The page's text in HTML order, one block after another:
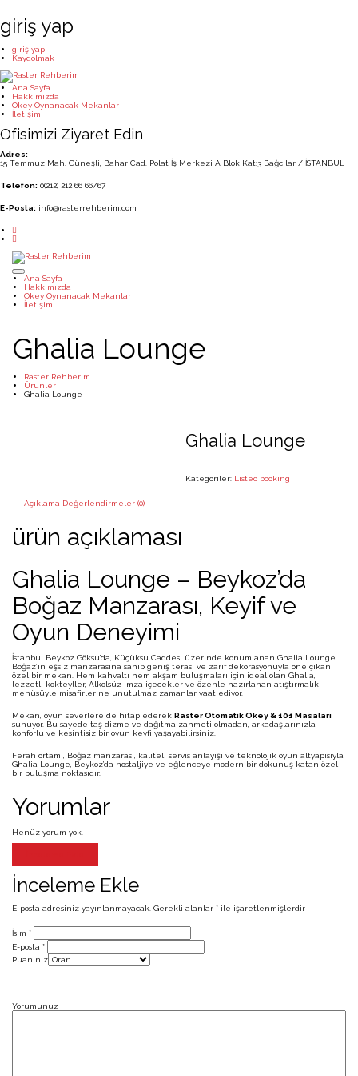
giriş yap
giriş yap
Kaydolmak
Ana Sayfa
Hakkımızda
Okey Oynanacak Mekanlar
İletişim
Ofisimizi Ziyaret Edin
Adres:
15 Temmuz Mah. Güneşli, Bahar Cad. Polat İş Merkezi A Blok Kat:3 Bağcılar / İSTANBUL
Telefon: 0(212) 212 66 66/67
E-Posta: info@rasterrehberim.com
Ana Sayfa
Hakkımızda
Okey Oynanacak Mekanlar
İletişim
Ghalia Lounge
Raster Rehberim
Ürünler
Ghalia Lounge
Ghalia Lounge
Kategoriler: Listeo booking
Açıklama Değerlendirmeler (0)
ürün açıklaması
Ghalia Lounge – Beykoz’da
Boğaz Manzarası, Keyif ve
Oyun Deneyimi
İstanbul Beykoz Göksu’da, Küçüksu Caddesi üzerinde konumlanan Ghalia Lounge,
Boğaz’ın eşsiz manzarasına sahip geniş terası ve zarif dekorasyonuyla öne çıkan
özel bir mekan. Hem kahvaltı hem akşam buluşmaları için ideal olan Ghalia,
lezzetli kokteyller, Alkolsüz imza içecekler ve özenle hazırlanan atıştırmalık
menüsüyle misafirlerine unutulmaz zamanlar vaat ediyor.
Mekan, oyun severlere de hitap ederek Raster Otomatik Okey & 101 Masaları
sunuyor. Bu sayede taş dizme ve dağıtma zahmeti olmadan, arkadaşlarınızla
konforlu ve kesintisiz bir oyun keyfi yaşayabilirsiniz.
Ferah ortamı, Boğaz manzarası, kaliteli servis anlayışı ve teknolojik oyun altyapısıyla
Ghalia Lounge, Beykoz’da nostaljiye ve eğlenceye modern bir dokunuş katan özel
bir buluşma noktasıdır.
Yorumlar
Henüz yorum yok.
İnceleme Ekle
E-posta adresiniz yayınlanmayacak. Gerekli alanlar * ile işaretlenmişlerdir
İsim *
E-posta *
Puanınız
Yorumunuz